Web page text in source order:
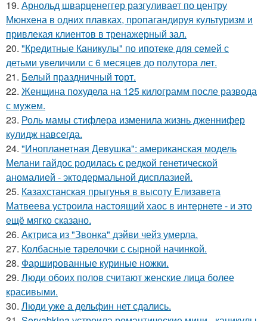
19. Арнольд шварценеггер разгуливает по центру
Мюнхена в одних плавках, пропагандируя культуризм и
привлекая клиентов в тренажерный зал.
20. "Кредитные Каникулы" по ипотеке для семей с
детьми увеличили с 6 месяцев до полутора лет.
21. Белый праздничный торт.
22. Женщина похудела на 125 килограмм после развода
с мужем.
23. Роль мамы стифлера изменила жизнь дженнифер
кулидж навсегда.
24. "Инопланетная Девушка": американская модель
Мелани гайдос родилась с редкой генетической
аномалией - эктодермальной дисплазией.
25. Казахстанская прыгунья в высоту Елизавета
Матвеева устроила настоящий хаос в интернете - и это
ещё мягко сказано.
26. Актриса из "Звонка" дэйви чейз умерла.
27. Колбасные тарелочки с сырной начинкой.
28. Фаршированные куриные ножки.
29. Люди обоих полов считают женские лица более
красивыми.
30. Люди уже а дельфин нет сдались.